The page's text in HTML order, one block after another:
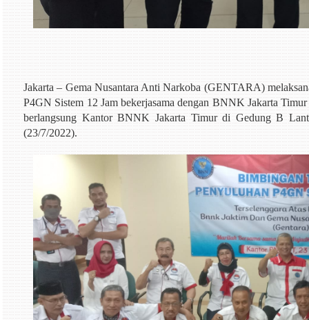
Jakarta – Gema Nusantara Anti Narkoba (GENTARA)
P4GN Sistem 12 Jam bekerjasama dengan BNNK Jakarta
berlangsung Kantor BNNK Jakarta Timur di Gedung B
(23/7/2022).